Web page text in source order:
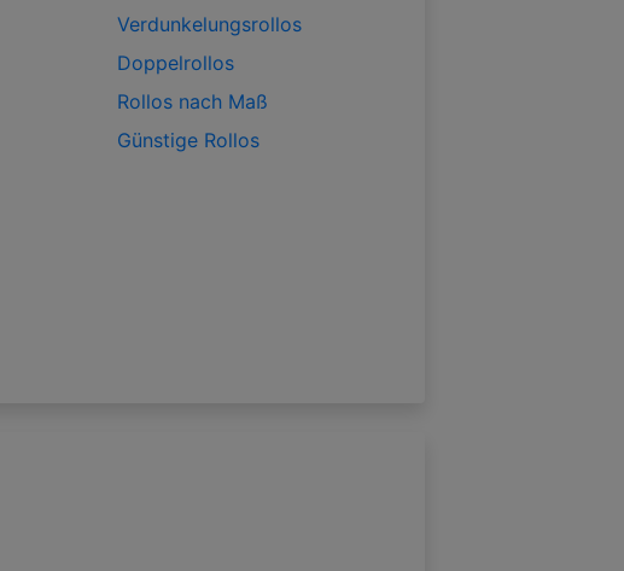
Verdunkelungsrollos
Doppelrollos
Rollos nach Maß
Günstige Rollos